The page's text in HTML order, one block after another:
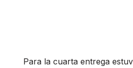
Para la cuarta entrega